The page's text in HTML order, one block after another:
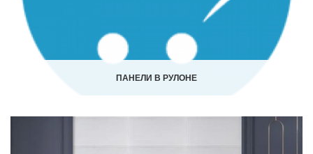
ПАНЕЛИ В РУЛОНЕ